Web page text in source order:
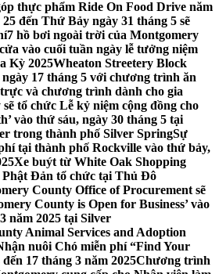
thực phẩm Ride On Food Drive năm
đến Thứ Bảy ngày 31 tháng 5 sẽ
7 hồ bơi ngoài trời của Montgomery
vào cuối tuần ngày lễ tưởng niệm
Kỳ 2025Wheaton Streetery Block
17 tháng 5 với chương trình ăn
và chương trình dành cho gia
tổ chức Lễ kỷ niệm cộng đồng cho
vào thứ sáu, ngày 30 tháng 5 tại
trong thành phố Silver SpringSự
tại thành phố Rockville vào thứ bảy,
Xe buýt từ White Oak Shopping
Đản tổ chức tại Thủ Đô
County Office of Procurement sẽ
County is Open for Business’ vào
năm 2025 tại Silver
Animal Services and Adoption
nuôi Chó miễn phí “Find Your
17 tháng 3 năm 2025Chương trình